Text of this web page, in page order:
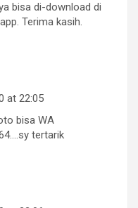
bisa di-download di
Terima kasih.
at 22:05
bisa WA
tertarik